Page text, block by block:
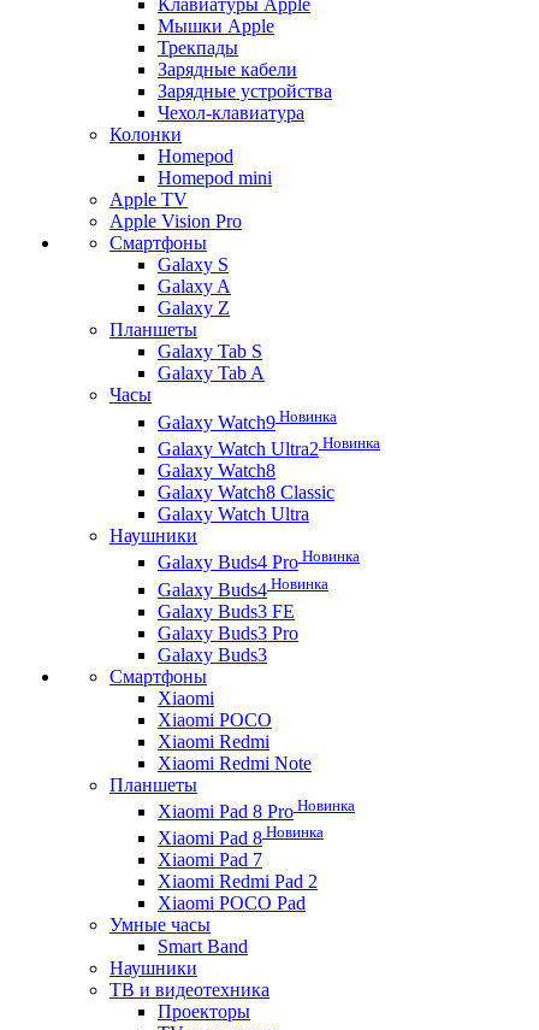
Клавиатуры Apple
Мышки Apple
Трекпады
Зарядные кабели
Зарядные устройства
Чехол-клавиатура
Колонки
Homepod
Homepod mini
Apple TV
Apple Vision Pro
Смартфоны
Galaxy S
Galaxy A
Galaxy Z
Планшеты
Galaxy Tab S
Galaxy Tab A
Часы
Galaxy Watch9 Новинка
Galaxy Watch Ultra2 Новинка
Galaxy Watch8
Galaxy Watch8 Classic
Galaxy Watch Ultra
Наушники
Galaxy Buds4 Pro Новинка
Galaxy Buds4 Новинка
Galaxy Buds3 FE
Galaxy Buds3 Pro
Galaxy Buds3
Смартфоны
Xiaomi
Xiaomi POCO
Xiaomi Redmi
Xiaomi Redmi Note
Планшеты
Xiaomi Pad 8 Pro Новинка
Xiaomi Pad 8 Новинка
Xiaomi Pad 7
Xiaomi Redmi Pad 2
Xiaomi POCO Pad
Умные часы
Smart Band
Наушники
ТВ и видеотехника
Проекторы